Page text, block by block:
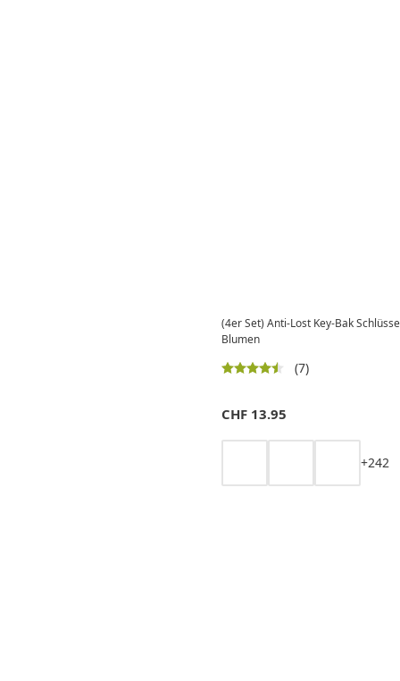
(4er Set) Anti-Lost Key-Bak
Blumen
(7)
CHF 13.95
+242